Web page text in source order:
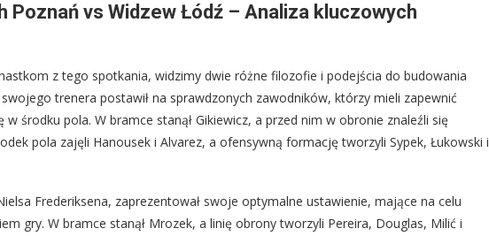
Poznań vs Widzew Łódź – Analiza kluczowych
z tego spotkania, widzimy dwie różne filozofie i podejścia do budowania
trenera postawił na sprawdzonych zawodników, którzy mieli zapewnić
środku pola. W bramce stanął Gikiewicz, a przed nim w obronie znaleźli się
pola zajęli Hanousek i Alvarez, a ofensywną formację tworzyli Sypek, Łukowski i
Frederiksena, zaprezentował swoje optymalne ustawienie, mające na celu
gry. W bramce stanął Mrozek, a linię obrony tworzyli Pereira, Douglas, Milić i